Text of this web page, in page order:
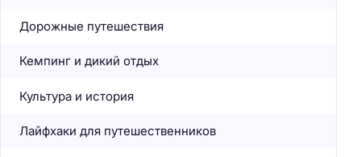
Дорожные путешествия
Кемпинг и дикий отдых
Культура и история
Лайфхаки для путешественников